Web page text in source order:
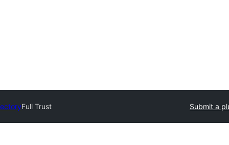
Full Trust Submit a